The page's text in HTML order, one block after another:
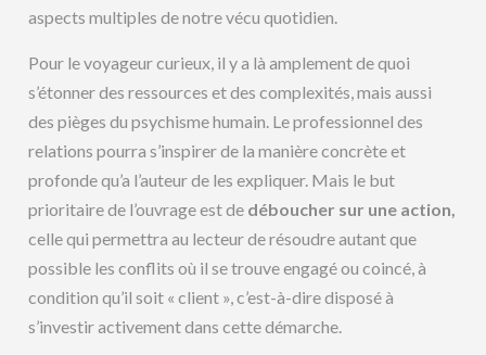
aspects multiples de notre vécu quotidien.
Pour le voyageur curieux, il y a là amplement de quoi
s’étonner des ressources et des complexités, mais aussi
des pièges du psychisme humain. Le professionnel des
relations pourra s’inspirer de la manière concrète et
profonde qu’a l’auteur de les expliquer. Mais le but
prioritaire de l’ouvrage est de déboucher sur une action,
celle qui permettra au lecteur de résoudre autant que
possible les conflits où il se trouve engagé ou coincé, à
condition qu’il soit « client », c’est-à-dire disposé à
s’investir activement dans cette démarche.